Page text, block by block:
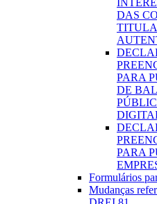
DAS
PARA
DE
PARA
Formulários
Mudanças